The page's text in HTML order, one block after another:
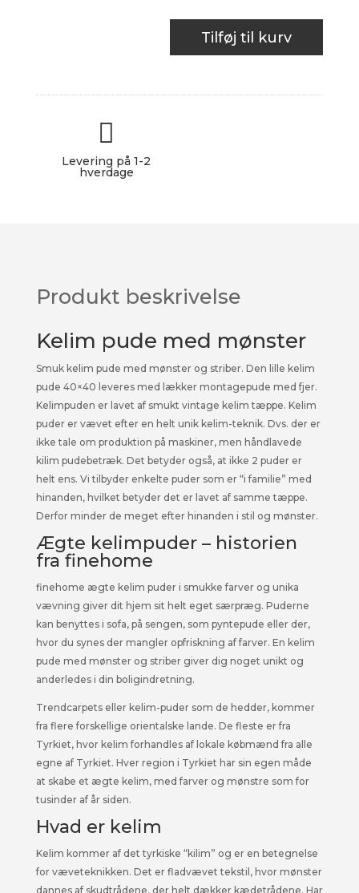
Tilføj til kurv

Levering på 1-2
hverdage
Produkt beskrivelse
Kelim pude med mønster
Smuk kelim pude med mønster og striber. Den lille kelim
pude 40×40 leveres med lækker montagepude med fjer.
Kelimpuden er lavet af smukt vintage kelim tæppe. Kelim
puder er vævet efter en helt unik kelim-teknik. Dvs. der er
ikke tale om produktion på maskiner, men håndlavede
kilim pudebetræk. Det betyder også, at ikke 2 puder er
helt ens. Vi tilbyder enkelte puder som er “i familie” med
hinanden, hvilket betyder det er lavet af samme tæppe.
Derfor minder de meget efter hinanden i stil og mønster.
Ægte kelimpuder – historien
fra finehome
finehome ægte kelim puder i smukke farver og unika
vævning giver dit hjem sit helt eget særpræg. Puderne
kan benyttes i sofa, på sengen, som pyntepude eller der,
hvor du synes der mangler opfriskning af farver. En kelim
pude med mønster og striber giver dig noget unikt og
anderledes i din boligindretning.
Trendcarpets eller kelim-puder som de hedder, kommer
fra flere forskellige orientalske lande. De fleste er fra
Tyrkiet, hvor kelim forhandles af lokale købmænd fra alle
egne af Tyrkiet. Hver region i Tyrkiet har sin egen måde
at skabe et ægte kelim, med farver og mønstre som for
tusinder af år siden.
Hvad er kelim
Kelim kommer af det tyrkiske “kilim” og er en betegnelse
for væveteknikken. Det er fladvævet tekstil, hvor mønster
dannes af skudtrådene, der helt dækker kædetrådene. Har